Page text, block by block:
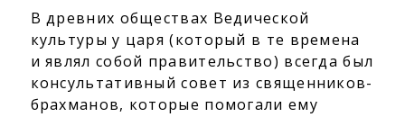
В древних обществах Ведической
культуры у царя (который в те времена
и являл собой правительство) всегда был
консультативный совет из священников-
брахманов, которые помогали ему